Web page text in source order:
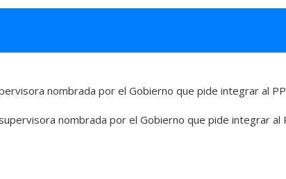
​​nombrada por el Gobierno que pide integrar al PP